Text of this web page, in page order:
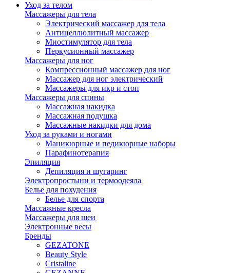
Уход за телом
Массажеры для тела
Электрический массажер для тела
Антицеллюлитный массажер
Миостимулятор для тела
Перкусионный массажер
Массажеры для ног
Компрессионный массажер для ног
Массажер для ног электрический
Массажеры для икр и стоп
Массажеры для спины
Массажная накидка
Массажная подушка
Массажные накидки для дома
Уход за руками и ногами
Маникюрные и педикюрные наборы
Парафинотерапия
Эпиляция
Депиляция и шугаринг
Электропростыни и термоодеяла
Белье для похудения
Белье для спорта
Массажные кресла
Массажеры для шеи
Электронные весы
Бренды
GEZATONE
Beauty Style
Cristaline